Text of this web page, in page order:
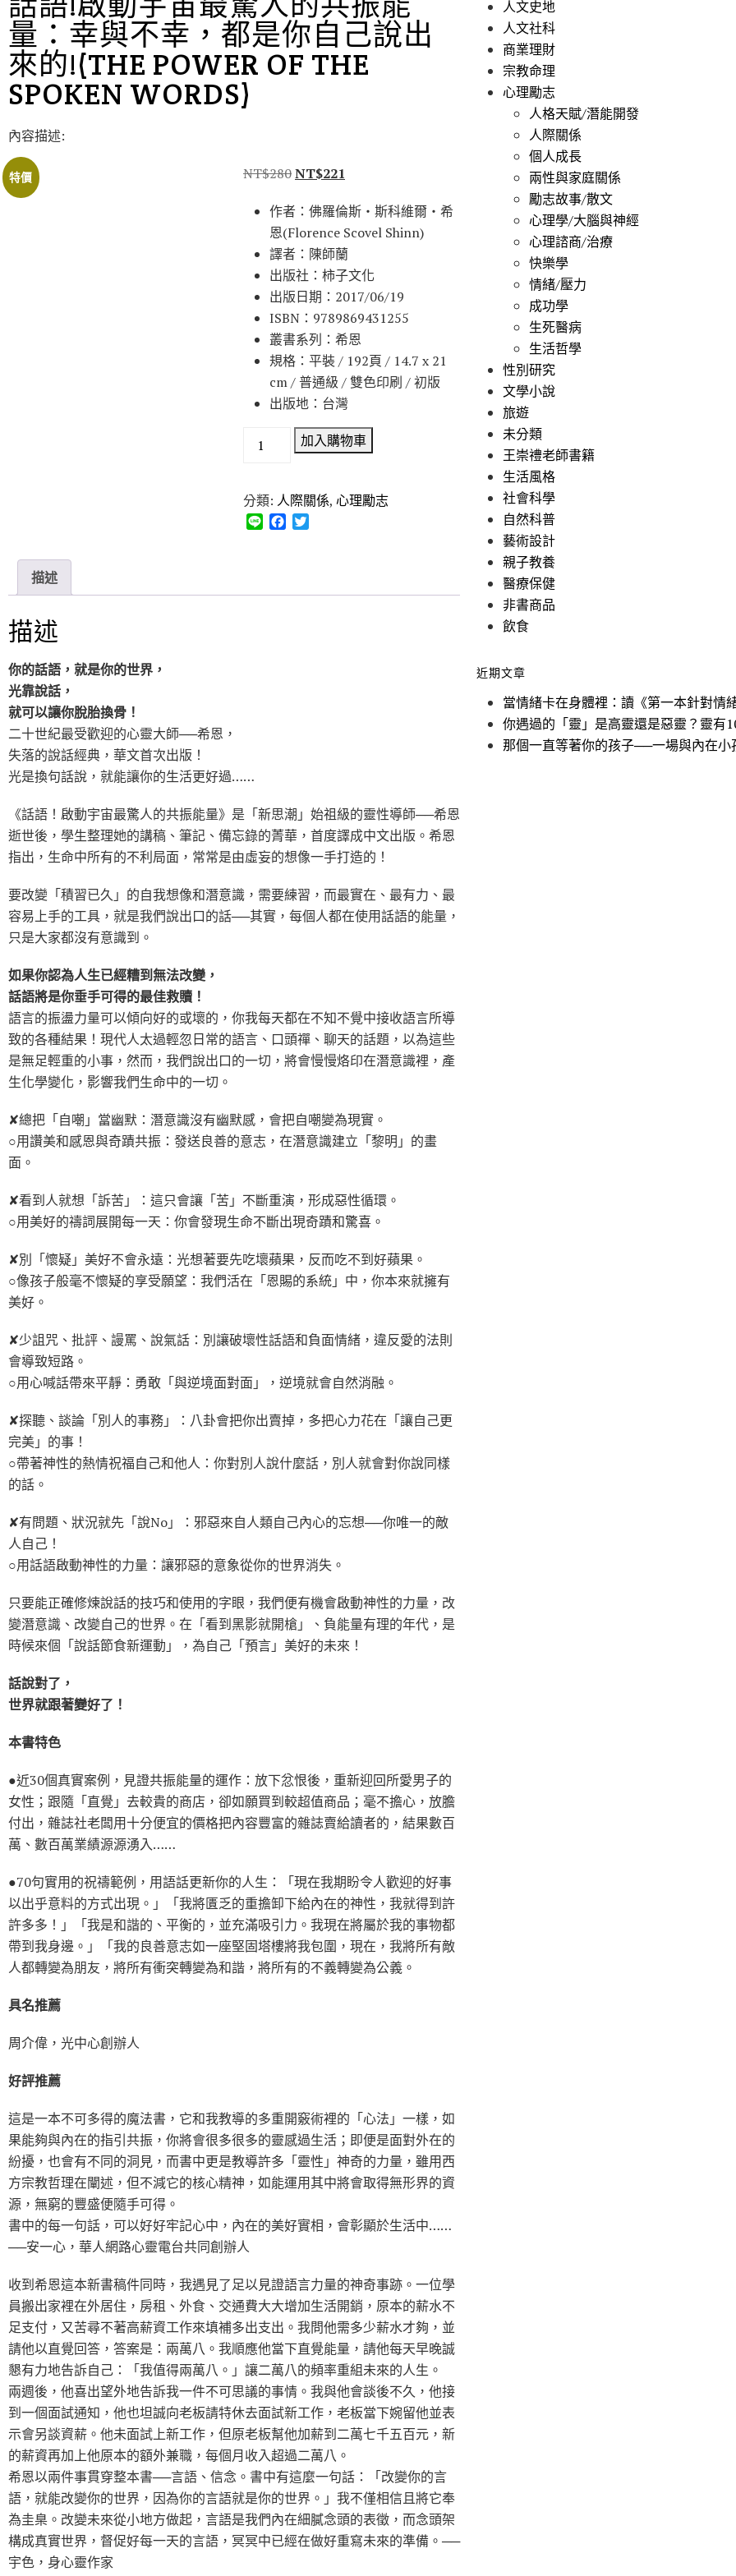
量：幸與不幸，都是你自己說出
來的!(THE POWER OF THE
SPOKEN WORDS)
內容描述:
特價 NT$280NT$221
作者：佛羅倫斯‧斯科維爾‧希
恩(Florence Scovel Shinn)
譯者：陳師蘭
出版社：柿子文化
出版日期：2017/06/19
ISBN：9789869431255
叢書系列：希恩
規格：平裝 / 192頁 / 14.7 x 21
cm / 普通級 / 雙色印刷 / 初版
出版地：台灣
加入購物車
分類: 人際關係, 心理勵志
描述
描述
你的話語，就是你的世界，
光靠說話，
就可以讓你脫胎換骨！
二十世紀最受歡迎的心靈大師──希恩，
失落的說話經典，華文首次出版！
光是換句話說，就能讓你的生活更好過……
《話語！啟動宇宙最驚人的共振能量》是「新思潮」始祖級的靈性導師──希恩
逝世後，學生整理她的講稿、筆記、備忘錄的菁華，首度譯成中文出版。希恩
指出，生命中所有的不利局面，常常是由虛妄的想像一手打造的！
要改變「積習已久」的自我想像和潛意識，需要練習，而最實在、最有力、最
容易上手的工具，就是我們說出口的話──其實，每個人都在使用話語的能量，
只是大家都沒有意識到。
如果你認為人生已經糟到無法改變，
話語將是你垂手可得的最佳救贖！
語言的振盪力量可以傾向好的或壞的，你我每天都在不知不覺中接收語言所導
致的各種結果！現代人太過輕忽日常的語言、口頭禪、聊天的話題，以為這些
是無足輕重的小事，然而，我們說出口的一切，將會慢慢烙印在潛意識裡，產
生化學變化，影響我們生命中的一切。
✘總把「自嘲」當幽默：潛意識沒有幽默感，會把自嘲變為現實。
○用讚美和感恩與奇蹟共振：發送良善的意志，在潛意識建立「黎明」的畫
面。
✘看到人就想「訴苦」：這只會讓「苦」不斷重演，形成惡性循環。
○用美好的禱詞展開每一天：你會發現生命不斷出現奇蹟和驚喜。
✘別「懷疑」美好不會永遠：光想著要先吃壞蘋果，反而吃不到好蘋果。
○像孩子般毫不懷疑的享受願望：我們活在「恩賜的系統」中，你本來就擁有
美好。
✘少詛咒、批評、謾罵、說氣話：別讓破壞性話語和負面情緒，違反愛的法則
會導致短路。
○用心喊話帶來平靜：勇敢「與逆境面對面」，逆境就會自然消融。
✘探聽、談論「別人的事務」：八卦會把你出賣掉，多把心力花在「讓自己更
完美」的事！
○帶著神性的熱情祝福自己和他人：你對別人說什麼話，別人就會對你說同樣
的話。
✘有問題、狀況就先「說No」：邪惡來自人類自己內心的忘想──你唯一的敵
人自己！
○用話語啟動神性的力量：讓邪惡的意象從你的世界消失。
只要能正確修煉說話的技巧和使用的字眼，我們便有機會啟動神性的力量，改
變潛意識、改變自己的世界。在「看到黑影就開槍」、負能量有理的年代，是
時候來個「說話節食新運動」，為自己「預言」美好的未來！
話說對了，
世界就跟著變好了！
本書特色
●近30個真實案例，見證共振能量的運作：放下忿恨後，重新迎回所愛男子的
女性；跟隨「直覺」去較貴的商店，卻如願買到較超值商品；毫不擔心，放膽
付出，雜誌社老闆用十分便宜的價格把內容豐富的雜誌賣給讀者的，結果數百
萬、數百萬業績源源湧入……
●70句實用的祝禱範例，用語話更新你的人生：「現在我期盼令人歡迎的好事
以出乎意料的方式出現。」「我將匱乏的重擔卸下給內在的神性，我就得到許
許多多！」「我是和諧的、平衡的，並充滿吸引力。我現在將屬於我的事物都
帶到我身邊。」「我的良善意志如一座堅固塔樓將我包圍，現在，我將所有敵
人都轉變為朋友，將所有衝突轉變為和諧，將所有的不義轉變為公義。
具名推薦
周介偉，光中心創辦人
好評推薦
這是一本不可多得的魔法書，它和我教導的多重開竅術裡的「心法」一樣，如
果能夠與內在的指引共振，你將會很多很多的靈感過生活；即便是面對外在的
紛擾，也會有不同的洞見，而書中更是教導許多「靈性」神奇的力量，雖用西
方宗教哲理在闡述，但不減它的核心精神，如能運用其中將會取得無形界的資
源，無窮的豐盛便隨手可得。
書中的每一句話，可以好好牢記心中，內在的美好實相，會彰顯於生活中……
──安一心，華人網路心靈電台共同創辦人
收到希恩這本新書稿件同時，我遇見了足以見證語言力量的神奇事跡。一位學
員搬出家裡在外居住，房租、外食、交通費大大增加生活開銷，原本的薪水不
足支付，又苦尋不著高薪資工作來填補多出支出。我問他需多少薪水才夠，並
請他以直覺回答，答案是：兩萬八。我順應他當下直覺能量，請他每天早晚誠
懇有力地告訴自己：「我值得兩萬八。」讓二萬八的頻率重組未來的人生。
兩週後，他喜出望外地告訴我一件不可思議的事情。我與他會談後不久，他接
到一個面試通知，他也坦誠向老板請特休去面試新工作，老板當下婉留他並表
示會另談資薪。他未面試上新工作，但原老板幫他加薪到二萬七千五百元，新
的薪資再加上他原本的額外兼職，每個月收入超過二萬八。
希恩以兩件事貫穿整本書──言語、信念。書中有這麼一句話：「改變你的言
語，就能改變你的世界，因為你的言語就是你的世界。」我不僅相信且將它奉
為圭臬。改變未來從小地方做起，言語是我們內在細膩念頭的表徵，而念頭架
構成真實世界，督促好每一天的言語，冥冥中已經在做好重寫未來的準備。──
宇色，身心靈作家
人文史地
人文社科
商業理財
宗教命理
心理勵志
人格天賦/潛能開發
人際關係
個人成長
兩性與家庭關係
勵志故事/散文
心理學/大腦與神經
心理諮商/治療
快樂學
情緒/壓力
成功學
生死醫病
生活哲學
性別研究
文學小說
旅遊
未分類
王崇禮老師書籍
生活風格
社會科學
自然科普
藝術設計
親子教養
醫療保健
非書商品
飲食
近期文章
當情緒卡在身體裡：讀《第一本針對情
你遇過的「靈」是高靈還是惡靈？靈有
那個一直等著你的孩子──一場與內在小